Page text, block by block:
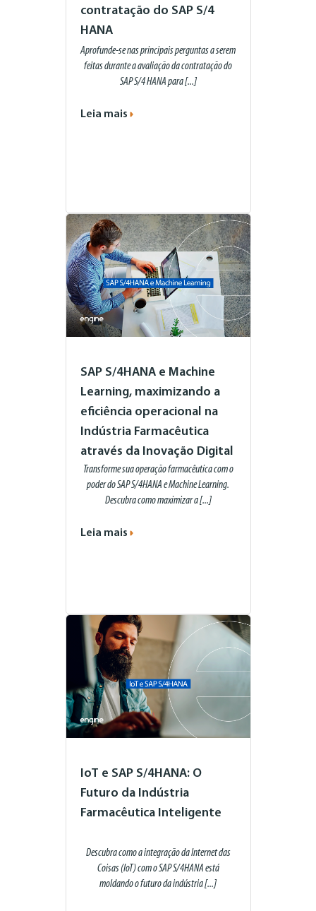
contratação do SAP S/4
HANA
Aprofunde-se nas principais perguntas a serem
feitas durante a avaliação da contratação do
SAP S/4 HANA para [...]
Leia mais
SAP S/4HANA e Machine
Learning, maximizando a
eficiência operacional na
Indústria Farmacêutica
através da Inovação Digital
Transforme sua operação farmacêutica com o
poder do SAP S/4HANA e Machine Learning.
Descubra como maximizar a [...]
Leia mais
IoT e SAP S/4HANA: O
Futuro da Indústria
Farmacêutica Inteligente
Descubra como a integração da Internet das
Coisas (IoT) com o SAP S/4HANA está
moldando o futuro da indústria [...]